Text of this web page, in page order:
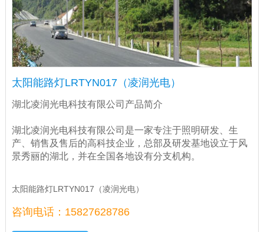
太阳能路灯LRTYN017（凌润光电）
湖北凌润光电科技有限公司产品简介
湖北凌润光电科技有限公司是一家专注于照明研发、生
产、销售及售后的高科技企业，总部及研发基地设立于风
景秀丽的湖北，并在全国各地设有分支机构。
太阳能路灯LRTYN017（凌润光电）
咨询电话：15827628786